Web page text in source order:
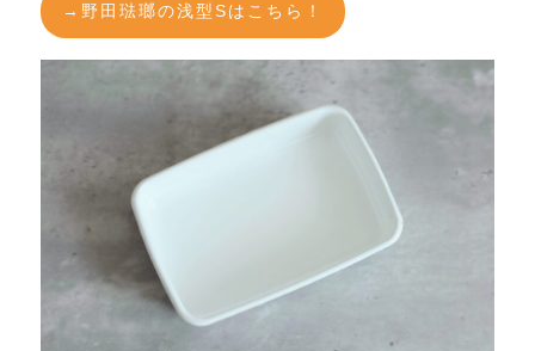
→野田琺瑯の浅型Sはこちら！